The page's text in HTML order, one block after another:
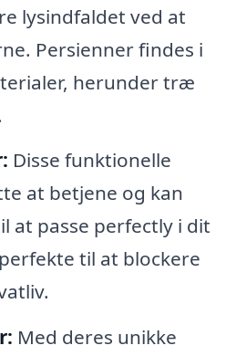
lysindfaldet ved at
Persienner findes i
herunder træ
Disse funktionelle
at betjene og kan
at passe perfectly i dit
til at blockere
Med deres unikke